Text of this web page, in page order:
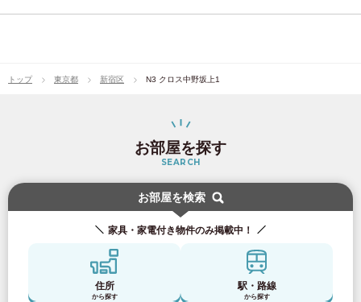
電源タップ
その他備
をご利用いただけます。 マットレス持参
お問い合わせはこちら
品・特殊設
ご持参いただくか、有料オプションでレンタルサービス
お問い合わせはこちら
をご利用いただけます。 マットレス持参
ご持参いただくか、有料オプションでレンタルサービス
をご利用いただけます。 金庫
クリップライト
す。
品・特殊設
ご持参いただくか、有料オプションでレンタルサービス
ご持参いただくか、有料オプションでレンタルサービス
をご利用いただけます。 金庫
エアコン
WiFi（無料）
をご利用いただけます。 マットレス持参
ご持参いただくか、有料オプションでレンタルサービス
をご利用いただけます。 金庫
クリップライト
電源タップ
2段ベッド
クローゼット
ット
WiFi（無料）
備
布団持参
ご持参いただくか、有料オプションでレンタルサービス
をご利用いただけます。 マットレス持参
ご持参いただくか、有料オプションでレンタルサービス
をご利用いただけます。 金庫
上下段のいずれかをご利用いただく形になります。どち
簡易テーブル
ドミトリーベッド内に備え付けの簡易的なテーブルで
収納
クローゼット
WiFi（無料）
布団持参
専有面積
らかは部屋番号によって決まっておりますので、お問い
合わせください。 ベッド下収納
簡易テーブル
ドミトリーベッド内に備え付けの簡易的なテーブルで
クローゼット
カラーボックス
上下段のいずれかをご利用いただく形になります。どち
らかは部屋番号によって決まっておりますので、お問い
合わせください。 ベッド下収納
ドミトリーベッド内に備え付けの簡易的なテーブルで
す。
2段ベッド
上下段のいずれかをご利用いただく形になります。どち
らかは部屋番号によって決まっておりますので、お問い
合わせください。 ベッド下収納
簡易テーブル
ベッド 机 収納
ベッド
2段ベッド
上下段のいずれかをご利用いただく形になります。どち
トップ 東京都 新宿区 N3 クロス中野坂上1
お部屋を探す
SEARCH
お部屋を検索
家具・家電付き物件のみ掲載中！
住所
から探す
駅・路線
から探す